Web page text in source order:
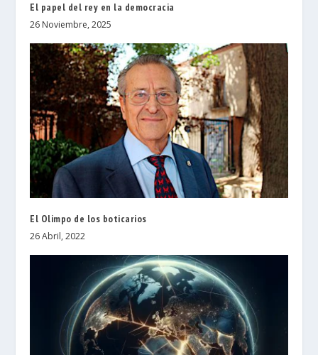
El papel del rey en la democracia
26 Noviembre, 2025
El Olimpo de los boticarios
26 Abril, 2022